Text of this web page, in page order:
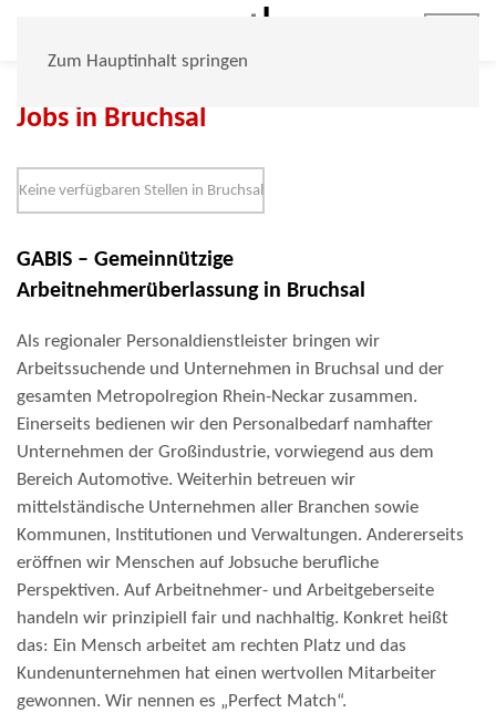
Zum Hauptinhalt springen
Jobs in Bruchsal
Keine verfügbaren Stellen in Bruchsal
GABIS – Gemeinnützige
Arbeitnehmerüberlassung in Bruchsal
Als regionaler Personaldienstleister bringen wir
Arbeitssuchende und Unternehmen in Bruchsal und der
gesamten Metropolregion Rhein-Neckar zusammen.
Einerseits bedienen wir den Personalbedarf namhafter
Unternehmen der Großindustrie, vorwiegend aus dem
Bereich Automotive. Weiterhin betreuen wir
mittelständische Unternehmen aller Branchen sowie
Kommunen, Institutionen und Verwaltungen. Andererseits
eröffnen wir Menschen auf Jobsuche berufliche
Perspektiven. Auf Arbeitnehmer- und Arbeitgeberseite
handeln wir prinzipiell fair und nachhaltig. Konkret heißt
das: Ein Mensch arbeitet am rechten Platz und das
Kundenunternehmen hat einen wertvollen Mitarbeiter
gewonnen. Wir nennen es „Perfect Match“.